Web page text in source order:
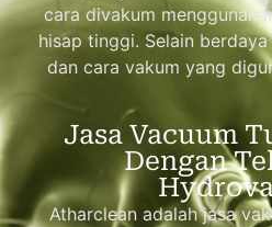
cara divakum
hisap tinggi. Selain
dan cara vakum yang
Jasa Vacuum
Dengan
Atharclean adalah jasa